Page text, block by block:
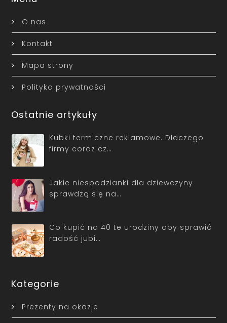
O nas
Kontakt
Mapa strony
Polityka prywatności
Ostatnie artykuły
Kubki termiczne reklamowe. Dlaczego
firmy coraz cz…
Jakie niespodzianki dla dziewczyny
sprawdzą się na…
Co kupić na 40 te urodziny aby sprawić
radość jubi…
Kategorie
Prezenty na okazje